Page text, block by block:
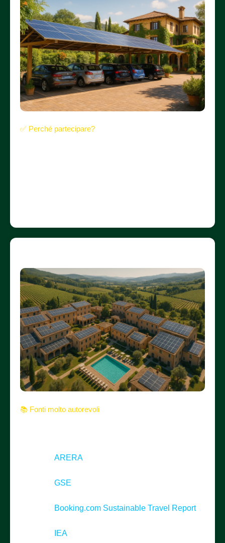
✅ Perché partecipare?
📚 Fonti molto autorevoli
ARERA– Incentivi per infrastrutture di
GSE
Booking.com Sustainable Travel Report–
IEA– L’e-mobility è strategica per la